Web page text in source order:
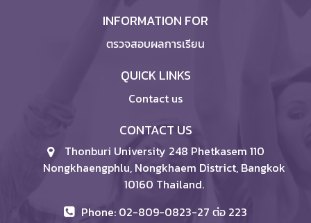
INFORMATION FOR
ตรวจสอบผลการเรียน
QUICK LINKS
Contact us
CONTACT US
Thonburi University 248 Phetkasem 110
Nongkhaengphlu, Nongkhaem District, Bangkok
10160 Thailand.
Phone: 02-809-0823-27 ต่อ 223